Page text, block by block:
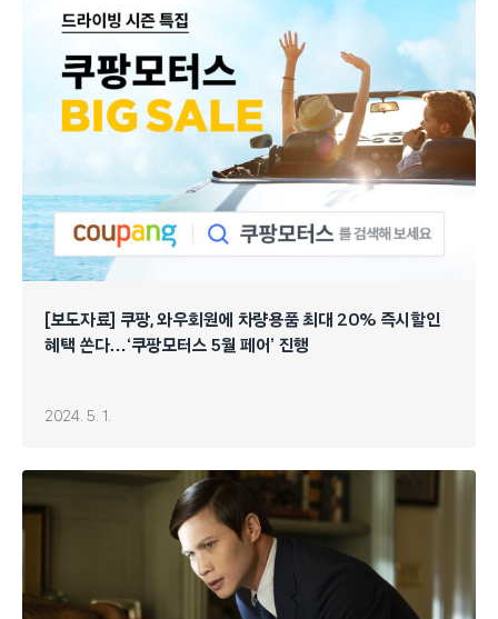
[보도자료] 쿠팡, 와우회원에 차량용품 최대 20% 즉시할인
혜택 쏜다…‘쿠팡모터스 5월 페어’ 진행
2024. 5. 1.